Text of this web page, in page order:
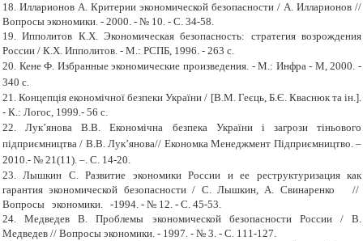
18. Илларионов А. Критерии экономической безопасности / А. Илларионов //
Вопросы экономики. - 2000. - № 10. - С. 34-58.
19. Ипполитов К.Х. Экономическая безопасность: стратегия возрождения
России / К.Х. Ипполитов. - М.: РСПБ, 1996. - 263 с.
20. Кене Ф. Избранные экономические произведения. -М.: Инфра- М, 2000.-
340 с.
21. Концепція економічної безпеки України / [В.М. Геєць, Б.Є. Кваснюк та ін.].
- К.: Логос, 1999.- 56 с.
22.
Лук’янова В.В. Економічна безпека України і загрози тіньового
підприємництва / В.В. Лук’янова// Економка Менеджмент Підприємництво. –
2010.- № 21(11). –. С. 14-20.
23. Лышкин С. Развитие экономики России и ее реструктуризация как
гарантия экономической безопасности / С. Лышкин, А. Свинаренко //
Вопросы экономики. -1994. - № 12. - С. 45-53.
24.
Медведев В. Проблемы экономической безопасности России / В.
Медведев // Вопросы экономики. - 1997. - № 3. - С. 111-127.